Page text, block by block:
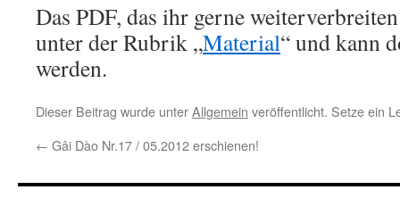
Das PDF, das ihr gerne
unter der Rubrik „Material“ und kann
werden.
Dieser Beitrag wurde unterAllgemein veröffentlicht. Setze ein
← Gâi Dào Nr.17 / 05.2012 erschienen!